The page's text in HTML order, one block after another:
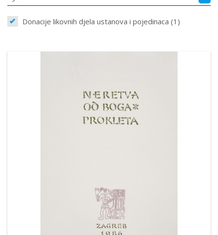
Donacije likovnih djela ustanova i pojedinaca (1)